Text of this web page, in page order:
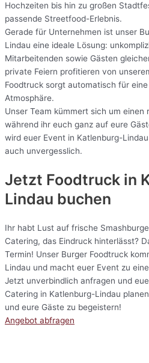
Hochzeiten bis hin zu großen
passende Streetfood-Erlebnis.
Gerade für Unternehmen ist unser
Lindau eine ideale Lösung:
Mitarbeitenden sowie Gästen
private Feiern profitieren von
Foodtruck sorgt automatisch für
Atmosphäre.
Unser Team kümmert sich um einen
während ihr euch ganz auf eure
wird euer Event in Katlenburg-
auch unvergesslich.
Jetzt Foodtruck in
Lindau buchen
Ihr habt Lust auf frische
Catering, das Eindruck hinterlässt?
Termin! Unser Burger Foodtruck
Lindau und macht euer Event zu
Jetzt unverbindlich anfragen und
Catering in Katlenburg-Lindau
und eure Gäste zu begeistern!
Angebot abfragen